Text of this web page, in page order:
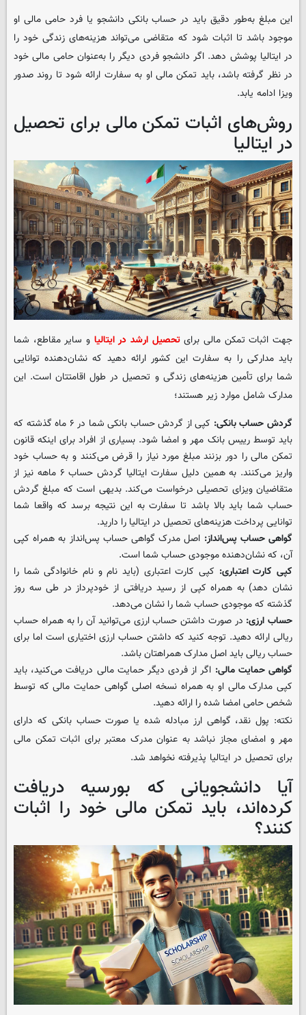
این مبلغ به‌طور دقیق باید در حساب بانکی دانشجو یا فرد حامی مالی او
موجود باشد تا اثبات شود که متقاضی می‌تواند هزینه‌های زندگی خود را
در ایتالیا پوشش دهد. اگر دانشجو فردی دیگر را به‌عنوان حامی مالی خود
در نظر گرفته باشد، باید تمکن مالی او به سفارت ارائه شود تا روند صدور
ویزا ادامه یابد.
روش‌های اثبات تمکن مالی برای تحصیل
در ایتالیا
جهت اثبات تمکن مالی برایتحصیل ارشد در ایتالیا و سایر مقاطع، شما
باید مدارکی را به سفارت این کشور ارائه دهید که نشان‌دهنده توانایی
شما برای تأمین هزینه‌های زندگی و تحصیل در طول اقامتتان است. این
مدارک شامل موارد زیر هستند؛
گردش حساب بانکی:
کپی از گردش حساب بانکی شما در ۶ ماه گذشته که
باید توسط رییس بانک مهر و امضا شود. بسیاری از افراد برای اینکه قانون
تمکن مالی را دور بزنند مبلغ مورد نیاز را قرض می‌کنند و به حساب خود
واریز می‌کنند. به همین دلیل سفارت ایتالیا گردش حساب ۶ ماهه نیز از
متقاضیان ویزای تحصیلی درخواست می‌کند. بدیهی است که مبلغ گردش
حساب شما باید بالا باشد تا سفارت به این نتیجه برسد که واقعا شما
توانایی پرداخت هزینه‌های تحصیل در ایتالیا را دارید.
گواهی حساب پس‌انداز: اصل مدرک گواهی حساب پس‌انداز به همراه کپی
آن، که نشان‌دهنده موجودی حساب شما است.
کپی کارت اعتباری: کپی کارت اعتباری (باید نام و نام خانوادگی شما را
نشان دهد) به همراه کپی از رسید دریافتی از خودپرداز در طی سه روز
گذشته که موجودی حساب شما را نشان می‌دهد.
حساب ارزی: در صورت داشتن حساب ارزی می‌توانید آن را به همراه حساب
ریالی ارائه دهید. توجه کنید که داشتن حساب ارزی اختیاری است اما برای
حساب ریالی باید اصل مدارک همراهتان باشد.
گواهی حمایت مالی: اگر از فردی دیگر حمایت مالی دریافت می‌کنید، باید
کپی مدارک مالی او به همراه نسخه اصلی گواهی حمایت مالی که توسط
شخص حامی امضا شده را ارائه دهید.
نکته: پول نقد، گواهی ارز مبادله شده یا صورت حساب بانکی که دارای
مهر و امضای مجاز نباشد به عنوان مدرک معتبر برای اثبات تمکن مالی
برای تحصیل در ایتالیا پذیرفته نخواهد شد.
آیا دانشجویانی که بورسیه دریافت
کرده‌اند، باید تمکن مالی خود را اثبات
کنند؟